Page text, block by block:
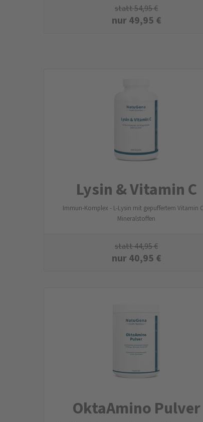
statt54,95€
nur49,95 €
Lysin & Vitamin C
Immun-Komplex - L-Lysin mit gepuffertem Vitamin
Mineralstoffen
statt44,95€
nur40,95 €
OktaAmino Pulver